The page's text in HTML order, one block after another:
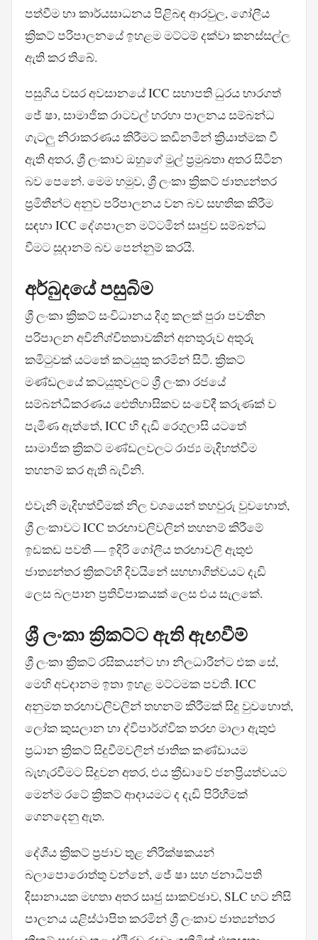
පත්වීම හා කාර්යසාධනය පිළිබඳ ආරවුල, ගෝලීය
ක්‍රිකට් පරිපාලනයේ ඉහළම මට්ටම් දක්වා කනස්සල්ල
ඇති කර තිබේ.
පසුගිය වසර අවසානයේ ICC සභාපති ධුරය භාරගත්
ජේ ෂා, සාමාජික රාටවල් හරහා පාලනය සම්බන්ධ
ගැටලු නිරාකරණය කිරීමට කඩිනමින් ක්‍රියාත්මක වී
ඇති අතර, ශ්‍රී ලංකාව ඔහුගේ මුල් ප්‍රමුඛතා අතර සිටින
බව පෙනේ. මෙම හමුව, ශ්‍රී ලංකා ක්‍රිකට් ජාත්‍යන්තර
ප්‍රමිතීන්ට අනුව පරිපාලනය වන බව සහතික කිරීම
සඳහා ICC දේශපාලන මට්ටමින් සෘජුව සම්බන්ධ
වීමට සූදානම් බව පෙන්නුම් කරයි.
අර්බුදයේ පසුබිම
ශ්‍රී ලංකා ක්‍රිකට් සංවිධානය දිගු කලක් පුරා පවතින
පරිපාලන අවිනිශ්චිතතාවකින් අනතුරුව අතුරු
කමිටුවක් යටතේ කටයුතු කරමින් සිටී. ක්‍රිකට්
මණ්ඩලයේ කටයුතුවලට ශ්‍රී ලංකා රජයේ
සම්බන්ධීකරණය ඓතිහාසිකව සංවේදී කරුණක් ව
පැමිණ ඇත්තේ, ICC හි දැඩි රෙගුලාසි යටතේ
සාමාජික ක්‍රිකට් මණ්ඩලවලට රාජ්‍ය මැදිහත්වීම
තහනම් කර ඇති බැවිනි.
එවැනි මැදිහත්වීමක් නිල වශයෙන් තහවුරු වුවහොත්,
ශ්‍රී ලංකාවට ICC තරඟාවලිවලින් තහනම් කිරීමේ
ඉඩකඩ පවතී — ඉදිරි ගෝලීය තරඟාවලි ඇතුළු
ජාත්‍යන්තර ක්‍රිකට්හි දිවයිනේ සහභාගිත්වයට දැඩි
ලෙස බලපාන ප්‍රතිවිපාකයක් ලෙස එය සැලකේ.
ශ්‍රී ලංකා ක්‍රිකට්ට ඇති ඇඟවීම්
ශ්‍රී ලංකා ක්‍රිකට් රසිකයන්ට හා නිලධාරීන්ට එක සේ,
මෙහි අවදානම ඉතා ඉහළ මට්ටමක පවතී. ICC
අනුමත තරඟාවලිවලින් තහනම් කිරීමක් සිදු වුවහොත්,
ලෝක කුසලාන හා ද්විපාර්ශ්වික තරඟ මාලා ඇතුළු
ප්‍රධාන ක්‍රිකට් සිදුවීම්වලින් ජාතික කණ්ඩායම
බැහැරවීමට සිදුවන අතර, එය ක්‍රීඩාවේ ජනප්‍රියත්වයට
මෙන්ම රටේ ක්‍රිකට් ආදායමට ද දැඩි පිරිහීමක්
ගෙනදෙනු ඇත.
දේශීය ක්‍රිකට් ප්‍රජාව තුළ නිරීක්ෂකයන්
බලාපොරොත්තු වන්නේ, ජේ ෂා සහ ජනාධිපති
දිසානායක මහතා අතර සෘජු සාකච්ඡාව, SLC හට නිසි
පාලනය යළිස්ථාපිත කරමින් ශ්‍රී ලංකාව ජාත්‍යන්තර